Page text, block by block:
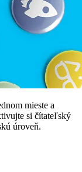
mieste a
si čítateľský
úroveň.